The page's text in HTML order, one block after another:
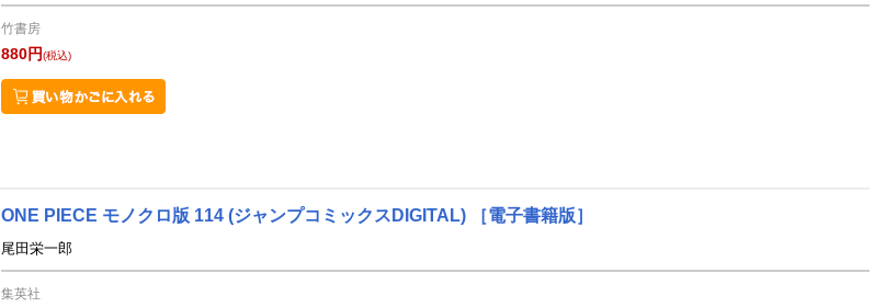
竹書房
880円(税込)
ONE PIECE モノクロ版 114 (ジャンプコミックスDIGITAL) ［電子書籍版］
尾田栄一郎
集英社